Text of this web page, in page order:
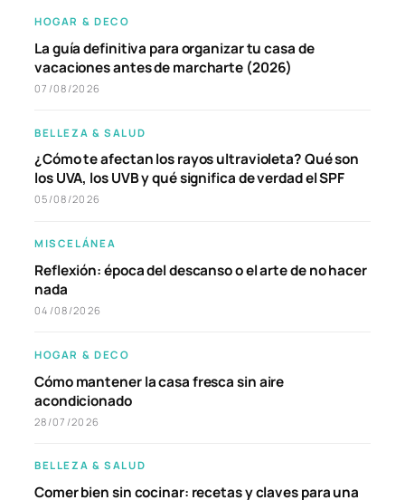
HOGAR & DECO
La guía definitiva para organizar tu casa de
vacaciones antes de marcharte (2026)
07/08/2026
BELLEZA & SALUD
¿Cómo te afectan los rayos ultravioleta? Qué son
los UVA, los UVB y qué significa de verdad el SPF
05/08/2026
MISCELÁNEA
Reflexión: época del descanso o el arte de no hacer
nada
04/08/2026
HOGAR & DECO
Cómo mantener la casa fresca sin aire
acondicionado
28/07/2026
BELLEZA & SALUD
Comer bien sin cocinar: recetas y claves para una